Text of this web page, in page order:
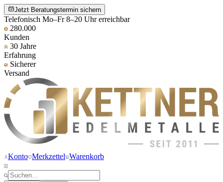
Jetzt Beratungstermin sichern
Telefonisch Mo–Fr 8–20 Uhr erreichbar
280.000
Kunden
30 Jahre
Erfahrung
Sicherer
Versand
Konto Merkzettel Warenkorb